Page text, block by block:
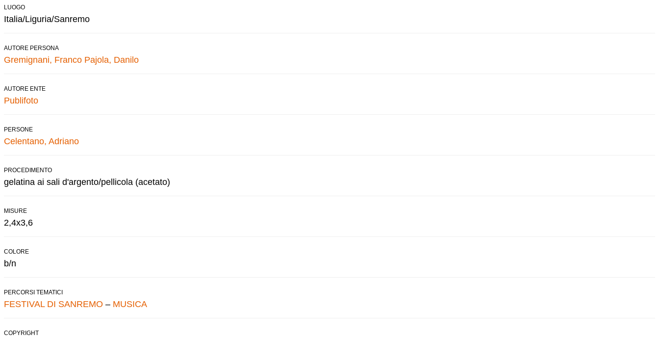
LUOGO
Italia/Liguria/Sanremo
AUTORE PERSONA
Gremignani, Franco Pajola, Danilo
AUTORE ENTE
Publifoto
PERSONE
Celentano, Adriano
PROCEDIMENTO
gelatina ai sali d'argento/pellicola (acetato)
MISURE
2,4x3,6
COLORE
b/n
PERCORSI TEMATICI
FESTIVAL DI SANREMO – MUSICA
COPYRIGHT